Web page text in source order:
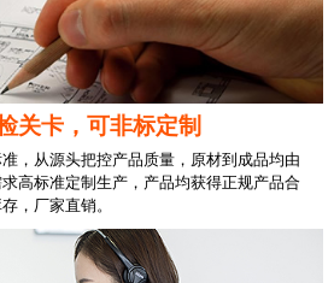
关卡，可非标定制
，从源头把控产品质量， 原材到成品均由
求高标准定制生产 ，产品均获得正规产品合
存 ，厂家直销。